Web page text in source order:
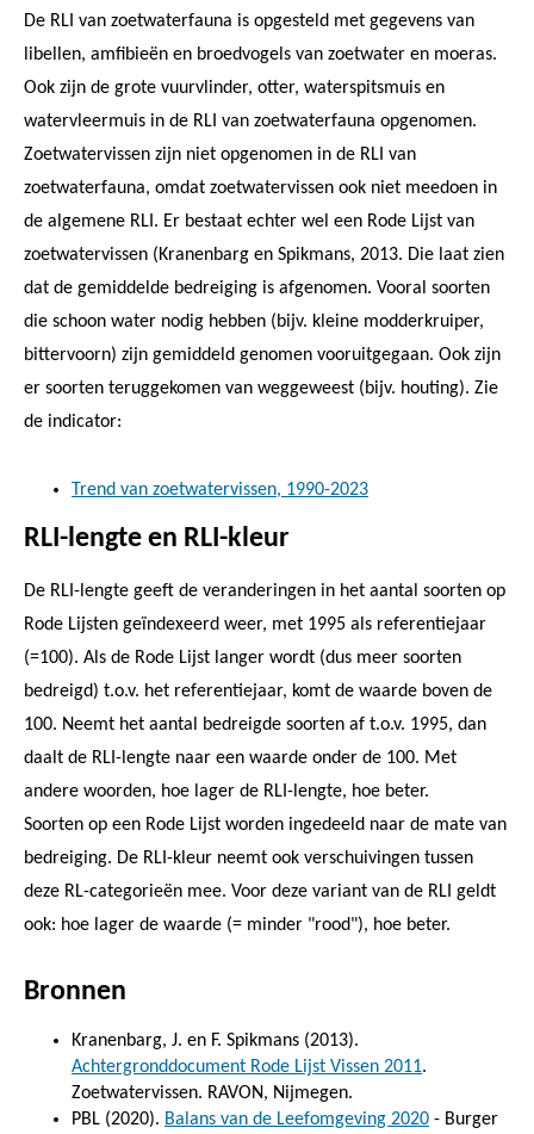
De RLI van zoetwaterfauna is opgesteld met gegevens van
libellen, amfibieën en broedvogels van zoetwater en moeras.
Ook zijn de grote vuurvlinder, otter, waterspitsmuis en
watervleermuis in de RLI van zoetwaterfauna opgenomen.
Zoetwatervissen zijn niet opgenomen in de RLI van
zoetwaterfauna, omdat zoetwatervissen ook niet meedoen in
de algemene RLI. Er bestaat echter wel een Rode Lijst van
zoetwatervissen (Kranenbarg en Spikmans, 2013. Die laat zien
dat de gemiddelde bedreiging is afgenomen. Vooral soorten
die schoon water nodig hebben (bijv. kleine modderkruiper,
bittervoorn) zijn gemiddeld genomen vooruitgegaan. Ook zijn
er soorten teruggekomen van weggeweest (bijv. houting). Zie
de indicator:
Trend van zoetwatervissen, 1990-2023
RLI-lengte en RLI-kleur
De RLI-lengte geeft de veranderingen in het aantal soorten op
Rode Lijsten geïndexeerd weer, met 1995 als referentiejaar
(=100). Als de Rode Lijst langer wordt (dus meer soorten
bedreigd) t.o.v. het referentiejaar, komt de waarde boven de
100. Neemt het aantal bedreigde soorten af t.o.v. 1995, dan
daalt de RLI-lengte naar een waarde onder de 100. Met
andere woorden, hoe lager de RLI-lengte, hoe beter.
Soorten op een Rode Lijst worden ingedeeld naar de mate van
bedreiging. De RLI-kleur neemt ook verschuivingen tussen
deze RL-categorieën mee. Voor deze variant van de RLI geldt
ook: hoe lager de waarde (= minder "rood"), hoe beter.
Bronnen
Kranenbarg, J. en F. Spikmans (2013).
Achtergronddocument Rode Lijst Vissen 2011.
Zoetwatervissen. RAVON, Nijmegen.
PBL (2020). Balans van de Leefomgeving 2020 - Burger